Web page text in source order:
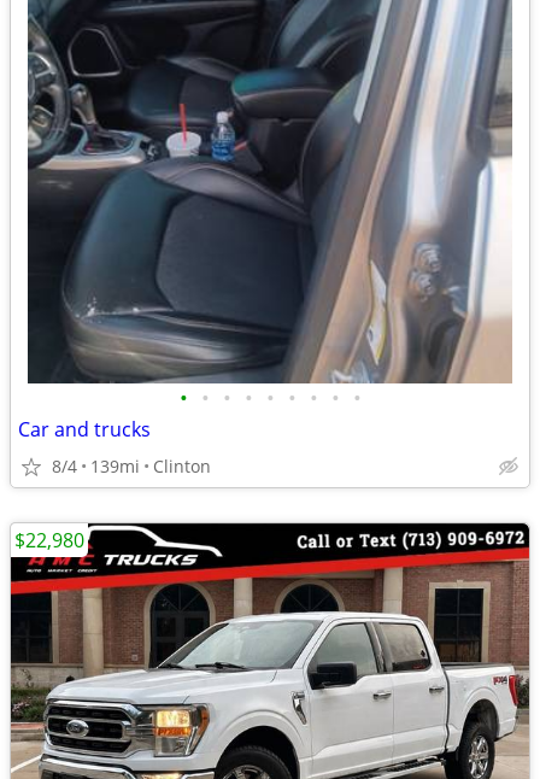
• • • • • • • • •
Car and trucks
8/4 139mi Clinton
$22,980